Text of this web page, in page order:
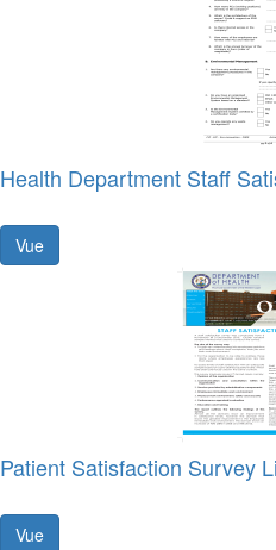
Health Department Staff
Vue
Patient Satisfaction Survey
Vue